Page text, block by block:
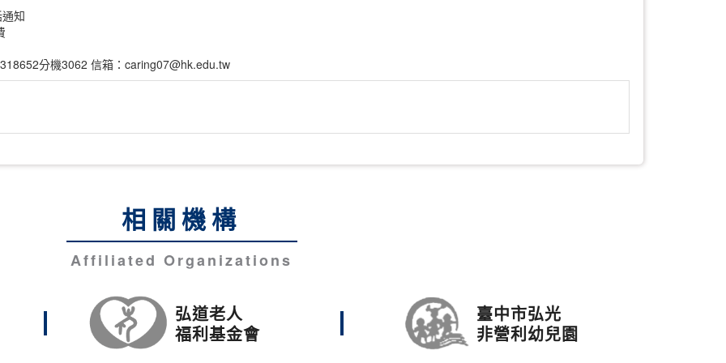
知
分機3062 信箱：caring07@hk.edu.tw
相關機構
Affiliated Organizations
弘道老人
福利基金會
臺中市弘光
非營利幼兒園